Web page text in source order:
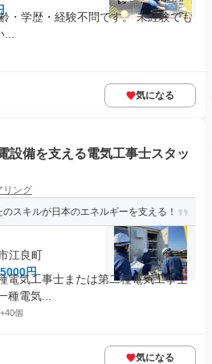
・学歴・経験不問です。 未経験でも
気になる
設備を支える電気工事士スタッ
リング
スキルが日本のエネルギーを支える！
江良町
円
電気工事士または第二種電気工事士
電気...
+40個
気になる